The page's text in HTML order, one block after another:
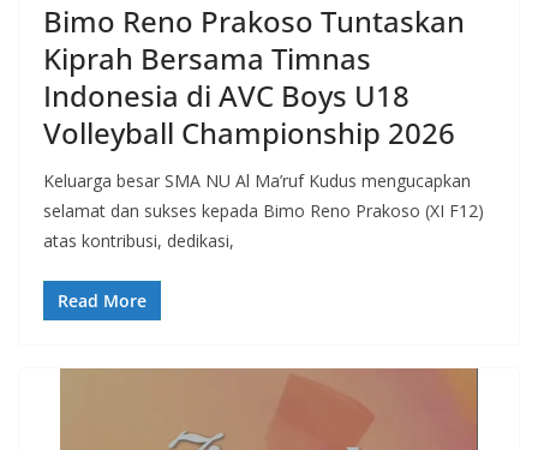
Bimo Reno Prakoso Tuntaskan
Kiprah Bersama Timnas
Indonesia di AVC Boys U18
Volleyball Championship 2026
Keluarga besar SMA NU Al Ma’ruf Kudus mengucapkan
selamat dan sukses kepada Bimo Reno Prakoso (XI F12)
atas kontribusi, dedikasi,
Read More